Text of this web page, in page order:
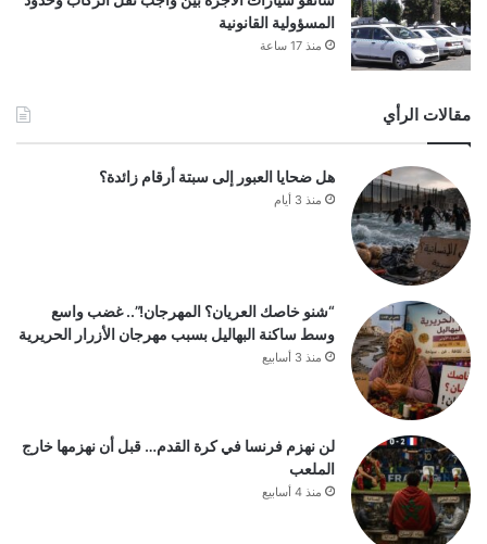
المسؤولية القانونية
منذ 17 ساعة
مقالات الرأي
هل ضحايا العبور إلى سبتة أرقام زائدة؟
منذ 3 أيام
“شنو خاصك العريان؟ المهرجان!”.. غضب واسع
وسط ساكنة البهاليل بسبب مهرجان الأزرار الحريرية
منذ 3 أسابيع
لن نهزم فرنسا في كرة القدم… قبل أن نهزمها خارج
الملعب
منذ 4 أسابيع